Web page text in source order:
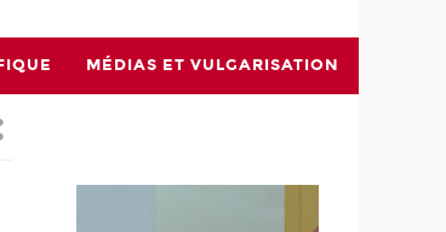
MÉDIAS ET VULGARISATION